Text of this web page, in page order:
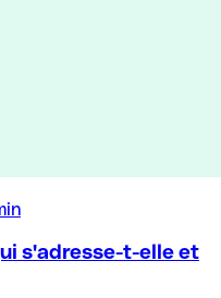
s'adresse-t-elle et